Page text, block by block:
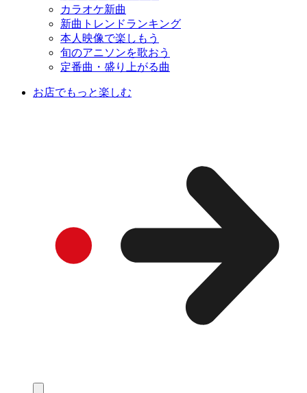
カラオケ新曲
新曲トレンドランキング
本人映像で楽しもう
旬のアニソンを歌おう
定番曲・盛り上がる曲
お店でもっと楽しむ